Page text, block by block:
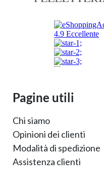
Pagine utili
Chi siamo
Opinioni dei clienti
Modalità di spedizione
Assistenza clienti